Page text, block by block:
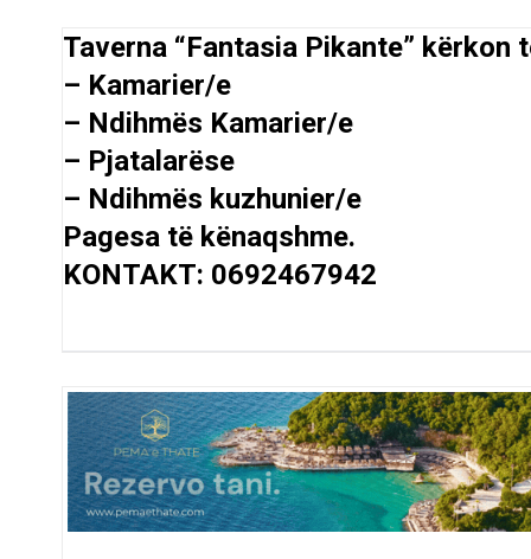
Taverna “Fantasia Pikante” kërkon
– Kamarier/e
– Ndihmës Kamarier/e
– Pjatalarëse
– Ndihmës kuzhunier/e
Pagesa të kënaqshme.
KONTAKT: 0692467942